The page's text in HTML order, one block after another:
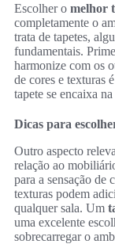
Escolher o melhor
completamente o
trata de tapetes,
fundamentais.
harmonize com os
de cores e texturas
tapete se encaixa
Dicas para
Outro aspecto
relação ao
para a sensação de
texturas podem
qualquer sala. Um
uma excelente
sobrecarregar o